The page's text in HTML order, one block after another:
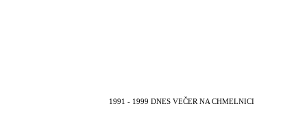
1991 - 1999 DNES VEČER NA CHMELNICI